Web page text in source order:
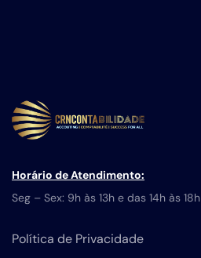
Horário de Atendimento:
Seg – Sex: 9h às 13h e das 14h às 18h
Política de Privacidade